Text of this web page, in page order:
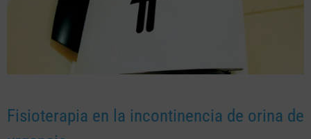
Fisioterapia en la incontinencia de orina de